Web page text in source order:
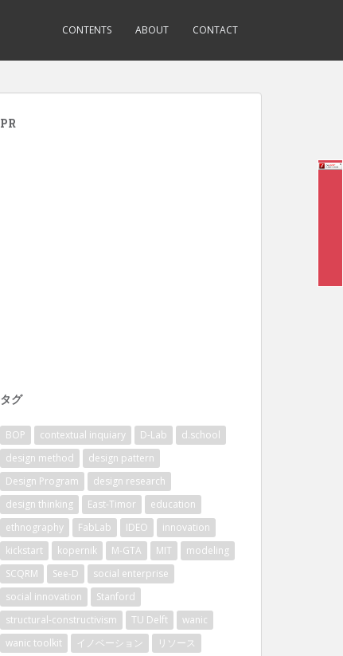
CONTENTS ABOUT CONTACT
PR
タグ
BOP contextual inquiary D-Lab
d.school
design method
design pattern
Design Program
design research
design thinking
East-Timor
education
ethnography
FabLab IDEO
innovation
kickstart
kopernik M-GTA MIT
modeling
SCQRM
See-D
social enterprise
social innovation
Stanford
structural-constructivism
TU Delft
wanic
wanic toolkit
イノベーション リソース